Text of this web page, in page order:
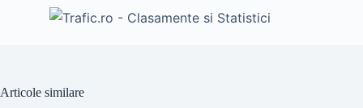
Articole similare